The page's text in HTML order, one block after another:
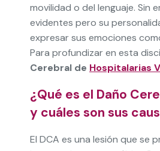
movilidad o del lenguaje. Sin
evidentes pero su
expresar sus emociones
Para profundizar en esta
Cerebral de Hospitalarias
¿Qué es el Daño
y cuáles son sus
El DCA es una lesión que se